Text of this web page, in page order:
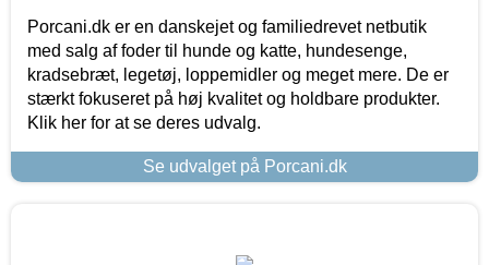
Porcani.dk er en danskejet og familiedrevet netbutik
med salg af foder til hunde og katte, hundesenge,
kradsebræt, legetøj, loppemidler og meget mere. De er
stærkt fokuseret på høj kvalitet og holdbare produkter.
Klik her for at se deres udvalg.
Se udvalget på Porcani.dk